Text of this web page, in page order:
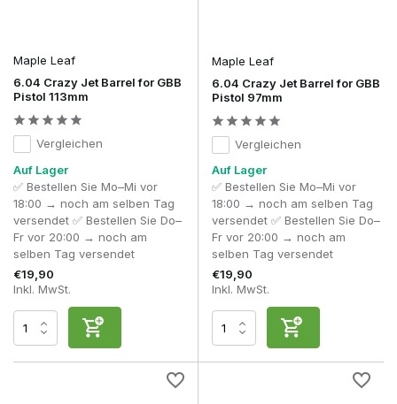
Maple Leaf
6.04 Crazy Jet Barrel for GBB
Pistol 113mm
Vergleichen
Auf Lager
✅ Bestellen Sie Mo–Mi vor
18:00 → noch am selben Tag
versendet ✅ Bestellen Sie Do–
Fr vor 20:00 → noch am
selben Tag versendet
€19,90
Inkl. MwSt.
Maple Leaf
6.04 Crazy Jet Barrel for GBB
Pistol 97mm
Vergleichen
Auf Lager
✅ Bestellen Sie Mo–Mi vor
18:00 → noch am selben Tag
versendet ✅ Bestellen Sie Do–
Fr vor 20:00 → noch am
selben Tag versendet
€19,90
Inkl. MwSt.